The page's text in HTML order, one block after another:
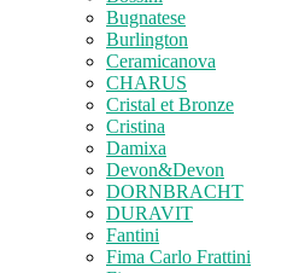
Bugnatese
Burlington
Ceramicanova
CHARUS
Cristal et Bronze
Cristina
Damixa
Devon&Devon
DORNBRACHT
DURAVIT
Fantini
Fima Carlo Frattini